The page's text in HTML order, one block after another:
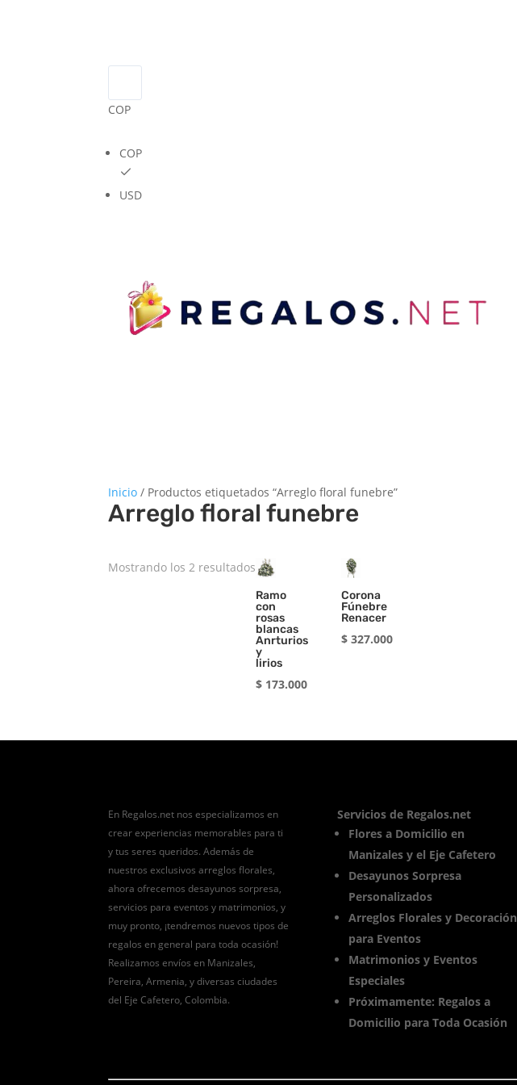
COP
COP
USD
Inicio / Productos etiquetados “Arreglo floral funebre”
Arreglo floral funebre
Mostrando los 2 resultados Ordenado
puntuación
media
Ramo
con
rosas
blancas
Anrturios
y
lirios
$ 173.000
Corona
Fúnebre
Renacer
$ 327.000
En Regalos.net nos especializamos en
crear experiencias memorables para ti
y tus seres queridos. Además de
nuestros exclusivos arreglos florales,
ahora ofrecemos desayunos sorpresa,
servicios para eventos y matrimonios, y
muy pronto, ¡tendremos nuevos tipos de
regalos en general para toda ocasión!
Realizamos envíos en Manizales,
Pereira, Armenia, y diversas ciudades
del Eje Cafetero, Colombia.
Servicios de Regalos.net
Flores a Domicilio en
Manizales y el Eje Cafetero
Desayunos Sorpresa
Personalizados
Arreglos Florales y Decoración
para Eventos
Matrimonios y Eventos
Especiales
Próximamente: Regalos a
Domicilio para Toda Ocasión